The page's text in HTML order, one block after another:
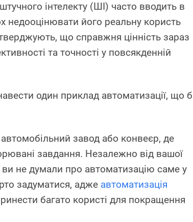
інтелекту (ШІ) часто вводить в
недооцінювати його реальну користь
що справжня цінність зараз
та точності у повсякденній
один приклад автоматизації, що б
завод або конвеєр, де
завдання. Незалежно від вашої
ви не думали про автоматизацію саме у
задуматися, адже автоматизація
багато користі для покращення